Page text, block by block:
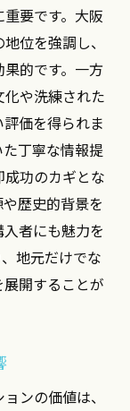
要です。大阪
位を強調し、
的です。一方
や洗練された
価を得られま
丁寧な情報提
功のカギとな
歴史的背景を
者にも魅力を
地元だけでな
開することが
ンの価値は、